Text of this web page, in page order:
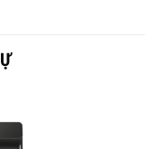
công nghệ tiên
Đường kính từ